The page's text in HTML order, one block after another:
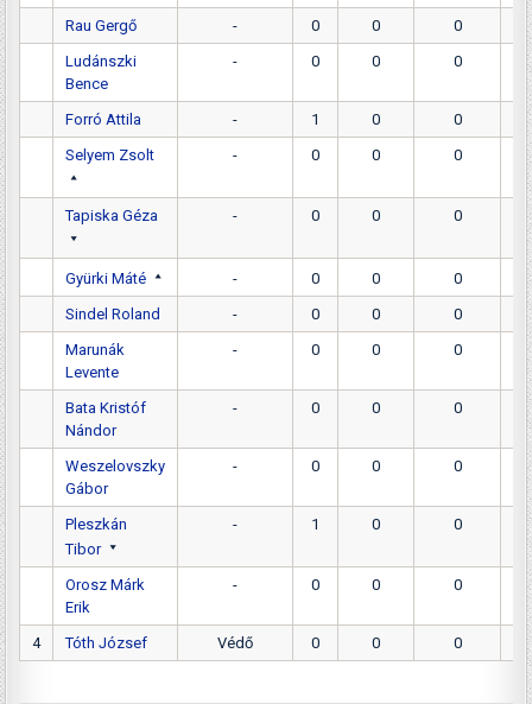
Rau Gergő - 0 0
0
Ludánszki
Bence
- 0 0 0
Forró Attila - 1 0
0
Selyem Zsolt
- 0 0 0
Tapiska Géza - 0 0 0
Gyürki Máté - 0 0
0
Sindel Roland
- 0 0
0
Marunák
Levente
- 0 0 0
Bata Kristóf
Nándor
- 0 0 0
Weszelovszky
Gábor
- 0 0 0
Pleszkán
Tibor
- 1 0 0
Orosz Márk
Erik
- 0 0 0
4 Tóth József Védő 0 0 0